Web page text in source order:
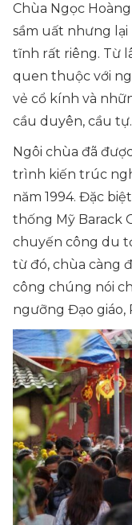
Chùa Ngọc
sầm uất nhưng
tĩnh rất riêng. Từ
quen thuộc với
vẻ cổ kính và
cầu duyên, cầu tự.
Ngôi chùa đã
trình kiến trúc
năm 1994. Đặc
thống Mỹ Barack
chuyến công du
từ đó, chùa càng
công chúng nói
ngưỡng Đạo giáo,